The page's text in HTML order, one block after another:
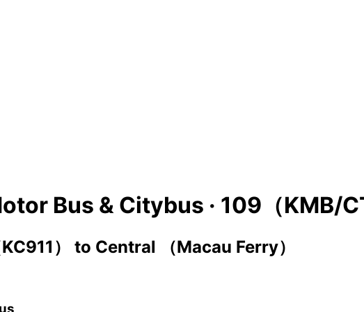
Bus & Citybus · 109（KMB/
） to Central （Macau Ferry）